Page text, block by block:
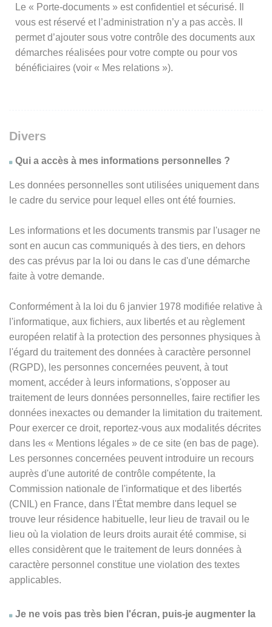
Le « Porte-documents » est confidentiel et sécurisé. Il
vous est réservé et l’administration n’y a pas accès. Il
permet d’ajouter sous votre contrôle des documents aux
démarches réalisées pour votre compte ou pour vos
bénéficiaires (voir « Mes relations »).
Divers
Qui a accès à mes informations personnelles ?
Les données personnelles sont utilisées uniquement dans
le cadre du service pour lequel elles ont été fournies.
Les informations et les documents transmis par l'usager ne
sont en aucun cas communiqués à des tiers, en dehors
des cas prévus par la loi ou dans le cas d'une démarche
faite à votre demande.
Conformément à la loi du 6 janvier 1978 modifiée relative à
l'informatique, aux fichiers, aux libertés et au règlement
européen relatif à la protection des personnes physiques à
l'égard du traitement des données à caractère personnel
(RGPD), les personnes concernées peuvent, à tout
moment, accéder à leurs informations, s'opposer au
traitement de leurs données personnelles, faire rectifier les
données inexactes ou demander la limitation du traitement.
Pour exercer ce droit, reportez-vous aux modalités décrites
dans les « Mentions légales » de ce site (en bas de page).
Les personnes concernées peuvent introduire un recours
auprès d'une autorité de contrôle compétente, la
Commission nationale de l'informatique et des libertés
(CNIL) en France, dans l'État membre dans lequel se
trouve leur résidence habituelle, leur lieu de travail ou le
lieu où la violation de leurs droits aurait été commise, si
elles considèrent que le traitement de leurs données à
caractère personnel constitue une violation des textes
applicables.
Je ne vois pas très bien l'écran, puis-je augmenter la